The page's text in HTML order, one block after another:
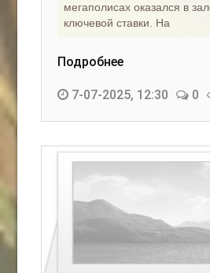
мегаполисах оказался в
ключевой ставки. На
Подробнее
7-07-2025, 12:30 0